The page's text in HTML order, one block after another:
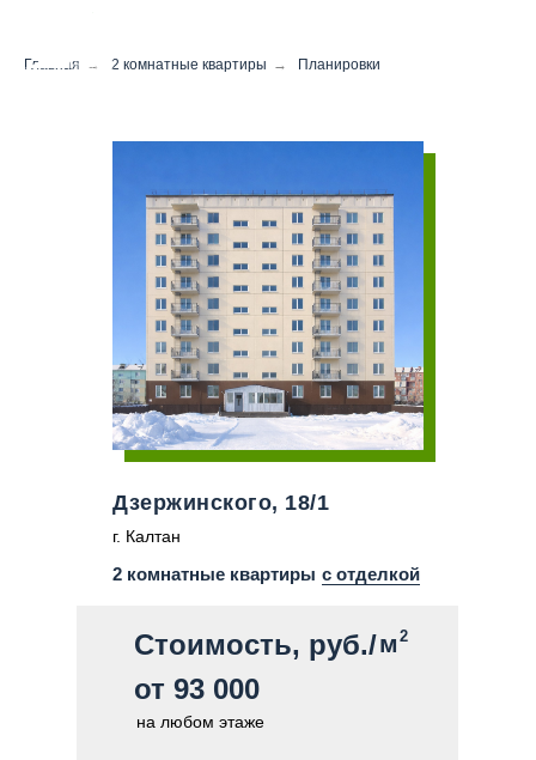
Главная → 2 комнатные квартиры → Планировки
Дзержинского, 18/1
г. Калтан
2 комнатные квартиры с отделкой
Стоимость, руб./м 2
от 93 000
на любом этаже